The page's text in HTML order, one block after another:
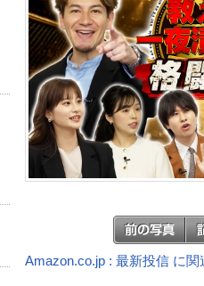
Amazon.co.jp : 最新投信 に関